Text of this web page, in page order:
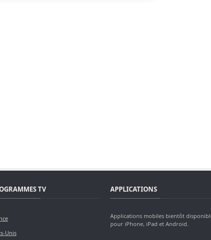
TV
Unis
APPLICATIONS
Applications mobiles bientôt
pour iPhone, iPad et Android.